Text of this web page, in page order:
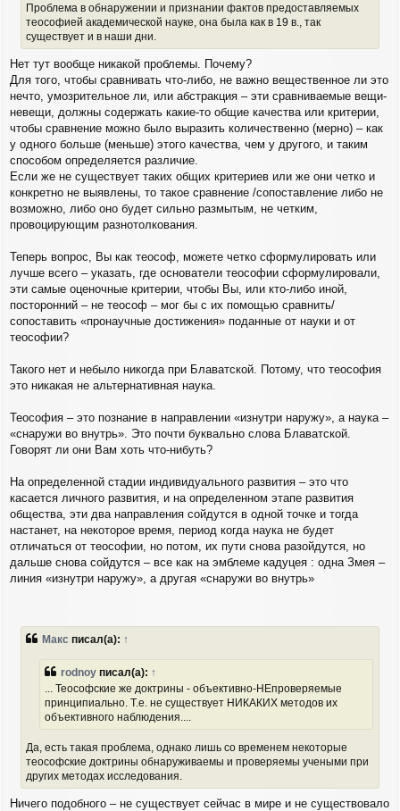
Проблема в обнаружении и признании фактов предоставляемых
теософией академической науке, она была как в 19 в., так
существует и в наши дни.
Нет тут вообще никакой проблемы. Почему?
Для того, чтобы сравнивать что-либо, не важно вещественное ли это
нечто, умозрительное ли, или абстракция – эти сравниваемые вещи-
невещи, должны содержать какие-то общие качества или критерии,
чтобы сравнение можно было выразить количественно (мерно) – как
у одного больше (меньше) этого качества, чем у другого, и таким
способом определяется различие.
Если же не существует таких общих критериев или же они четко и
конкретно не выявлены, то такое сравнение /сопоставление либо не
возможно, либо оно будет сильно размытым, не четким,
провоцирующим разнотолкования.
Теперь вопрос, Вы как теософ, можете четко сформулировать или
лучше всего – указать, где основатели теософии сформулировали,
эти самые оценочные критерии, чтобы Вы, или кто-либо иной,
посторонний – не теософ – мог бы с их помощью сравнить/
сопоставить «пронаучные достижения» поданные от науки и от
теософии?
Такого нет и небыло никогда при Блаватской. Потому, что теософия
это никакая не альтернативная наука.
Теософия – это познание в направлении «изнутри наружу», а наука –
«снаружи во внутрь». Это почти буквально слова Блаватской.
Говорят ли они Вам хоть что-нибуть?
На определенной стадии индивидуального развития – это что
касается личного развития, и на определенном этапе развития
общества, эти два направления сойдутся в одной точке и тогда
настанет, на некоторое время, период когда наука не будет
отличаться от теософии, но потом, их пути снова разойдутся, но
дальше снова сойдутся – все как на эмблеме кадуцея : одна Змея –
линия «изнутри наружу», а другая «снаружи во внутрь»
Макс писал(а): ↑
rodnoy писал(а): ↑
... Теософские же доктрины - объективно-НЕпроверяемые
принципиально. Т.е. не существует НИКАКИХ методов их
объективного наблюдения....
Да, есть такая проблема, однако лишь со временем некоторые
теософские доктрины обнаруживаемы и проверяемы учеными при
других методах исследования.
Ничего подобного – не существует сейчас в мире и не существовало